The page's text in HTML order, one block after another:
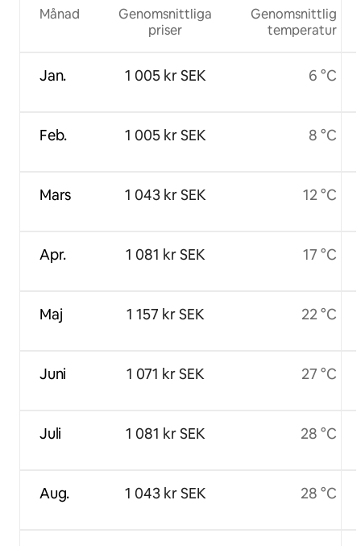
Månad
Jan.
Feb.
Mars
Apr.
Maj
Juni
Juli
Aug.
Genomsnittliga
priser
1 005 kr SEK
1 005 kr SEK
1 043 kr SEK
1 081 kr SEK
1 157 kr SEK
1 071 kr SEK
1 081 kr SEK
1 043 kr SEK
Genomsnittlig
temperatur
6 °C
8 °C
12 °C
17 °C
22 °C
27 °C
28 °C
28 °C